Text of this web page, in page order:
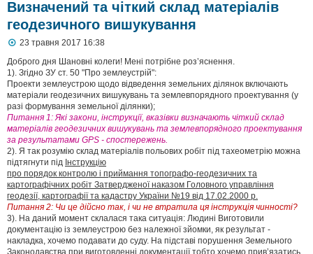
Визначений та чіткий склад матеріалів
геодезичного вишукування
П
в
і
д
м
л
е
н
н
я
23 травня 2017 16:38
Доброго дня Шановні колеги! Мені потрібне роз’яснення.
1). Згідно ЗУ ст. 50 "Про землеустрій":
Проекти землеустрою щодо відведення земельних ділянок включають
матеріали геодезичних вишукувань та землевпорядного проектування (у
разі формування земельної ділянки);
Питання 1: Які закони, інструкції, вказівки визначають чіткий склад
матеріалів геодезичних вишукувань та землевпорядного проектування
за результатами GPS - спостережень.
2). Я так розумію склад матеріалів польових робіт під тахеометрію можна
підтягнути під Інструкцію
про порядок контролю і приймання топографо-геодезичних та
картографічних робіт Затвердженої наказом Головного управління
геодезії, картографії та кадастру України №19 від 17.02.2000 р.
Питання 2: Чи це дійсно так, і чи не втратила ця інструкція чинності?
3). На даний момент склалася така ситуація: Людині Виготовили
документацію із землеустрою без належної зйомки, як результат -
накладка, хочемо подавати до суду. На підставі порушення Земельного
Законодавства при виготовленні документації тобто хочемо прив’язатись